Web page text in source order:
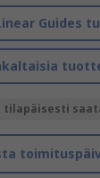
Guides